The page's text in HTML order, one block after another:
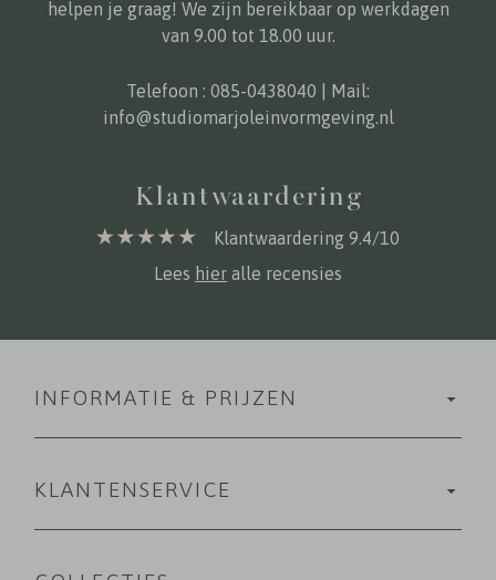
helpen je graag! We zijn bereikbaar op werkdagen
van 9.00 tot 18.00 uur.
Telefoon : 085-0438040 | Mail:
info@studiomarjoleinvormgeving.nl
Klantwaardering
Klantwaardering 9.4/10
Lees hier alle recensies
INFORMATIE & PRIJZEN
KLANTENSERVICE